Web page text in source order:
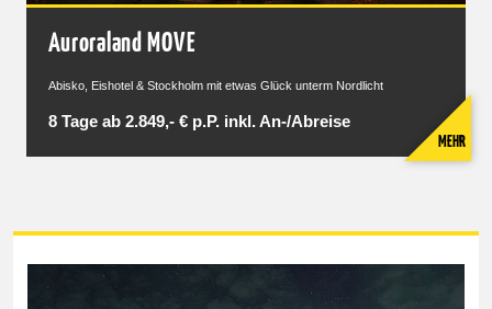
Auroraland MOVE
Abisko, Eishotel & Stockholm mit etwas Glück unterm Nordlicht
8 Tage ab 2.849,- € p.P. inkl. An-/Abreise
MEHR